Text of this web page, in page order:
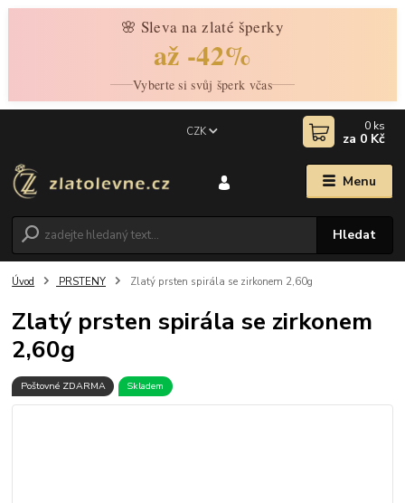
🌸 Sleva na zlaté šperky
až -42%
Vyberte si svůj šperk včas
Menu
CZK
Hledat
0 ks
za 0 Kč
Úvod PRSTENY Zlatý prsten spirála se zirkonem 2,60g
Zlatý prsten spirála se zirkonem
2,60g
Poštovné ZDARMA Skladem